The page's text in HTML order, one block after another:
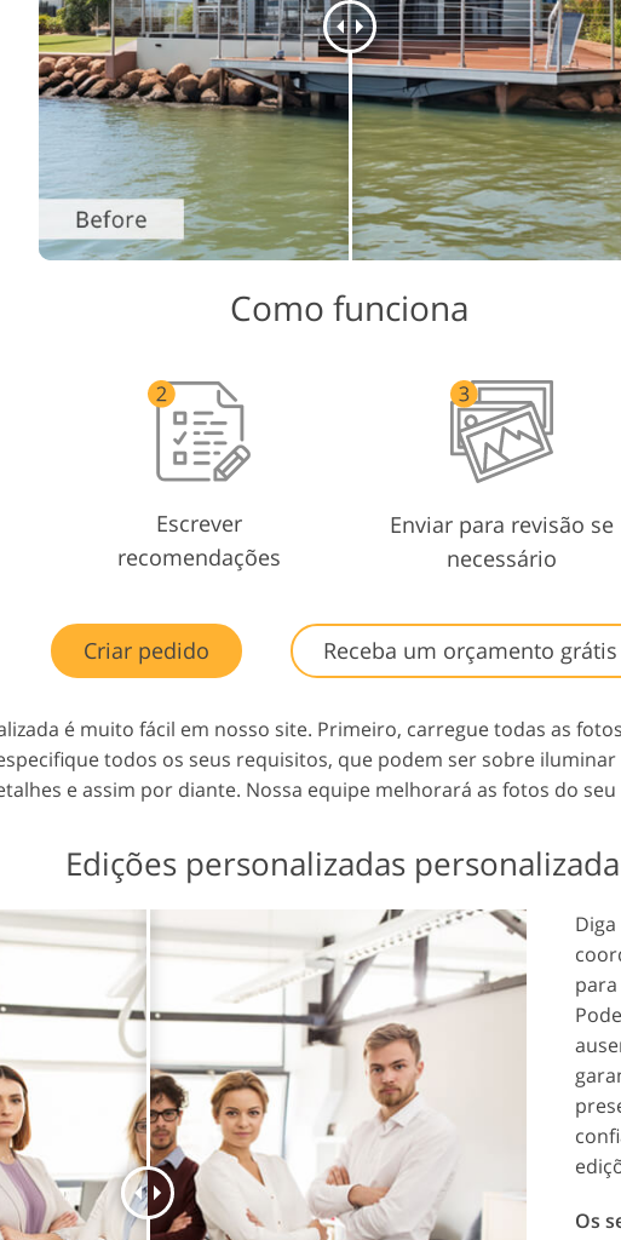
Como funciona
Escrever
recomendações
Enviar para revisão se
necessário
Criar pedido Receba um orçamento grátis
é muito fácil em nosso site. Primeiro, carregue todas as
todos os seus requisitos, que podem ser sobre
e assim por diante. Nossa equipe melhorará as fotos do
Edições personalizadas
Os